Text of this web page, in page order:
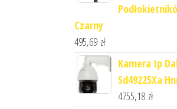
Czarny
495,69 zł
Kamera Ip
Sd49225Xa
4755,18 zł